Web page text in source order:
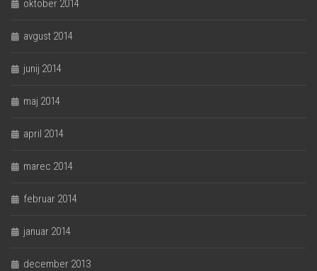
oktober 2014
avgust 2014
junij 2014
maj 2014
april 2014
marec 2014
februar 2014
januar 2014
december 2013